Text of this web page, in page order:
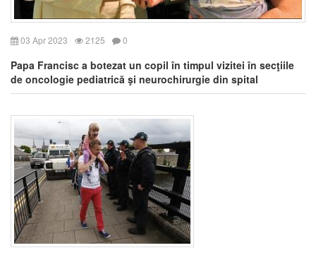
03 Apr 2023 2125 0
Papa Francisc a botezat un copil în timpul vizitei în secţiile
de oncologie pediatrică şi neurochirurgie din spital